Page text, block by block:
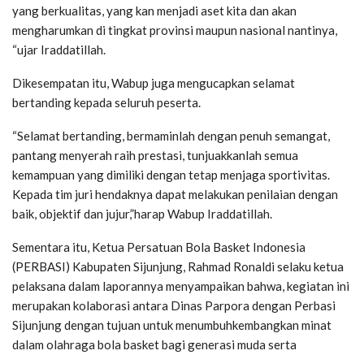
yang berkualitas, yang kan menjadi aset kita dan akan
mengharumkan di tingkat provinsi maupun nasional nantinya,
“ujar Iraddatillah.
Dikesempatan itu, Wabup juga mengucapkan selamat
bertanding kepada seluruh peserta.
“Selamat bertanding, bermaminlah dengan penuh semangat,
pantang menyerah raih prestasi, tunjuakkanlah semua
kemampuan yang dimiliki dengan tetap menjaga sportivitas.
Kepada tim juri hendaknya dapat melakukan penilaian dengan
baik, objektif dan jujur,”harap Wabup Iraddatillah.
Sementara itu, Ketua Persatuan Bola Basket Indonesia
(PERBASI) Kabupaten Sijunjung, Rahmad Ronaldi selaku ketua
pelaksana dalam laporannya menyampaikan bahwa, kegiatan ini
merupakan kolaborasi antara Dinas Parpora dengan Perbasi
Sijunjung dengan tujuan untuk menumbuhkembangkan minat
dalam olahraga bola basket bagi generasi muda serta